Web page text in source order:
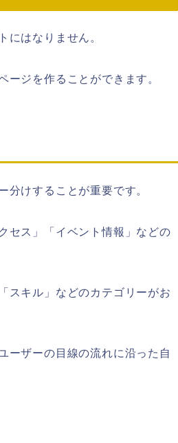
にはなりません。
ージを作ることができます。
分けすることが重要です。
セス」「イベント情報」などの
スキル」などのカテゴリーがお
ーザーの目線の流れに沿った自